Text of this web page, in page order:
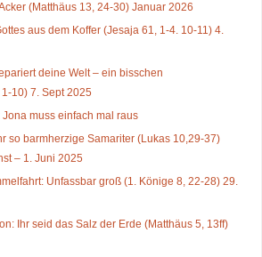
(Matthäus 13, 24-30) Januar 2026
aus dem Koffer (Jesaja 61, 1-4. 10-11) 4.
deine Welt – ein bisschen
10) 7. Sept 2025
muss einfach mal raus
so barmherzige Samariter (Lukas 10,29-37)
– 1. Juni 2025
Unfassbar groß (1. Könige 8, 22-28) 29.
Ihr seid das Salz der Erde (Matthäus 5, 13ff)